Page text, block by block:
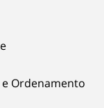
Ordenamento